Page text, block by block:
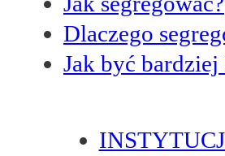
Dlaczego
Jak być bardziej